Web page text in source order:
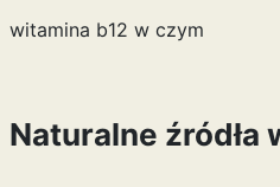
witamina b12 w czym
Naturalne źródła